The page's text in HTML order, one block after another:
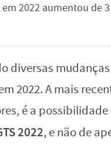
2022 aumentou de
diversas
2022. A mais
é a
2022, e não de